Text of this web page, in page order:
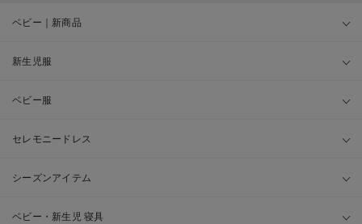
ベビー｜新商品
新生児服
ベビー服
セレモニードレス
シーズンアイテム
ベビー・新生児 寝具